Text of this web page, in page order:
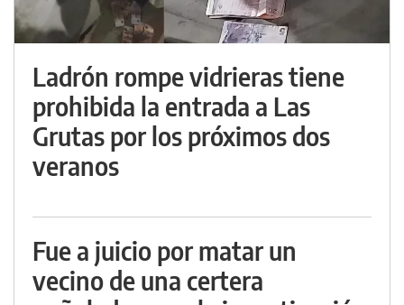
Ladrón rompe vidrieras tiene
prohibida la entrada a Las
Grutas por los próximos dos
veranos
Fue a juicio por matar un
vecino de una certera